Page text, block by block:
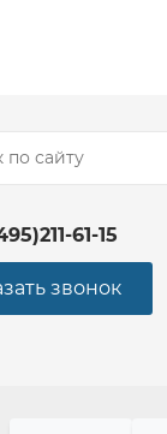
61-15
звонок